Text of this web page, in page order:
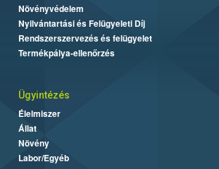
Növényvédelem
Nyilvántartási és Felügyeleti Díj
Rendszerszervezés és felügyelet
Termékpálya-ellenőrzés
Ügyintézés
Élelmiszer
Állat
Növény
Labor/Egyéb